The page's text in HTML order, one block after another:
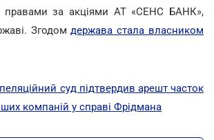
правами за акціями АТ «СЕНС БАНК»,
Згодомдержава стала власником
суд підтвердив арешт часток
компаній у справі Фрідмана